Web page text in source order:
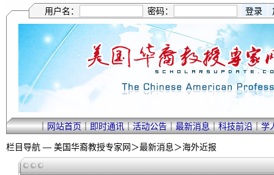
用户名： 密码：
｜网站首页｜即时通讯｜活动公告｜最新消息｜科技前沿｜学
栏目导航 — 美国华裔教授专家网＞最新消息＞海外近报